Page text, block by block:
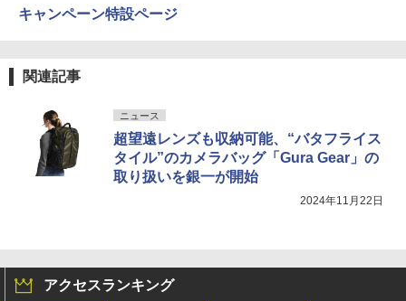
キャンペーン特設ページ
関連記事
ニュース
超望遠レンズも収納可能、“バタフライス
タイル”のカメラバッグ「Gura Gear」の
取り扱いを銀一が開始
2024年11月22日
アクセスランキング